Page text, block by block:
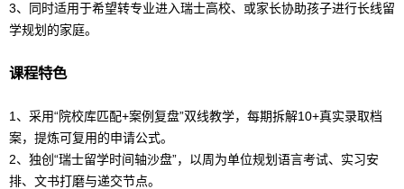
3、同时适用于希望转专业进入瑞士高校、或家长协助孩子进行长线留
学规划的家庭。
课程特色
1、采用“院校库匹配+案例复盘”双线教学，每期拆解10+真实录取档
案，提炼可复用的申请公式。
2、独创“瑞士留学时间轴沙盘”，以周为单位规划语言考试、实习安
排、文书打磨与递交节点。